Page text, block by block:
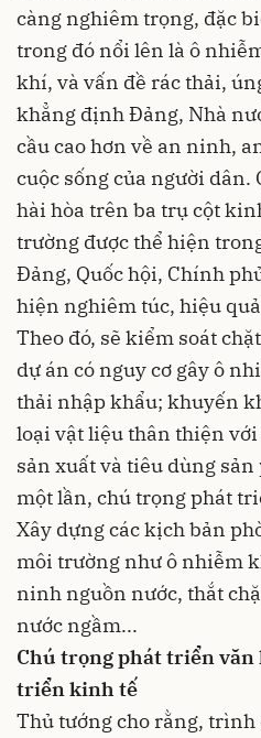
càng nghiêm trọng, đặc
trong đó nổi lên là ô
khí, và vấn đề rác thải,
khẳng định Đảng, Nhà
cầu cao hơn về an ninh,
cuộc sống của người
hài hòa trên ba trụ cột
trường được thể hiện
Đảng, Quốc hội, Chính
hiện nghiêm túc, hiệu
Theo đó, sẽ kiểm soát
dự án có nguy cơ gây ô
thải nhập khẩu; khuyến
loại vật liệu thân thiện
sản xuất và tiêu dùng
một lần, chú trọng phát
Xây dựng các kịch bản
môi trường như ô nhiễm
ninh nguồn nước, thắt
nước ngầm...
Chú trọng phát triển văn
triển kinh tế
Thủ tướng cho rằng,